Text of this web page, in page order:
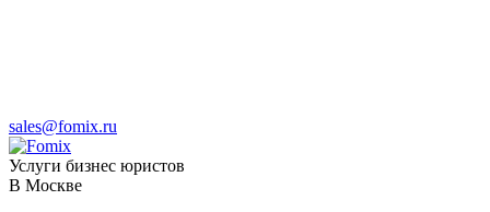
sales@fomix.ru
Услуги бизнес юристов
В Москве